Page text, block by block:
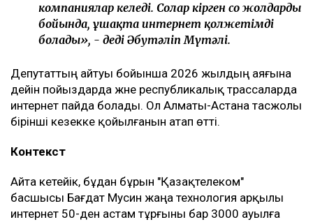
компаниялар келеді. Солар кірген соң жолдардың
бойында, ұшақта интернет қолжетімді
болады», - деді Әбутәліп Мүтәлі.
Депутаттың айтуы бойынша 2026 жылдың аяғына
дейін пойыздарда және республикалық трассаларда
интернет пайда болады. Ол Алматы-Астана тасжолы
бірінші кезекке қойылғанын атап өтті.
Контекст
Айта кетейік, бұдан бұрын "Қазақтелеком"
басшысы Бағдат Мусин жаңа технология арқылы
интернет 50-ден астам тұрғыны бар 3000 ауылға